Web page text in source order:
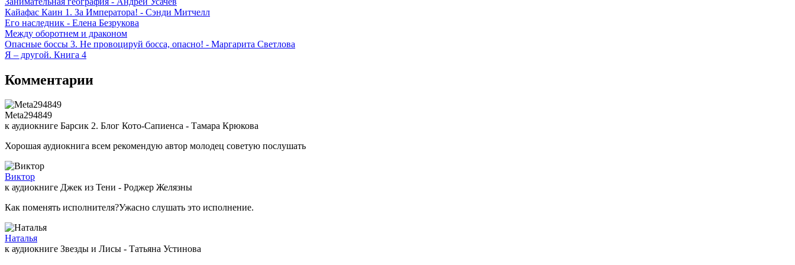
Кайафас Каин 1. За Императора! - Сэнди Митчелл
Его наследник - Елена Безрукова
Между оборотнем и драконом
Опасные боссы 3. Не провоцируй босса, опасно! - Маргарита Светлова
Я – другой. Книга 4
Комментарии
Meta294849
к аудиокниге Барсик 2. Блог Кото-Сапиенса - Тамара Крюкова
Хорошая аудиокнига всем рекомендую автор молодец советую послушать
Виктор
к аудиокниге Джек из Тени - Роджер Желязны
Как поменять исполнителя?Ужасно слушать это исполнение.
Наталья
к аудиокниге Звезды и Лисы - Татьяна Устинова